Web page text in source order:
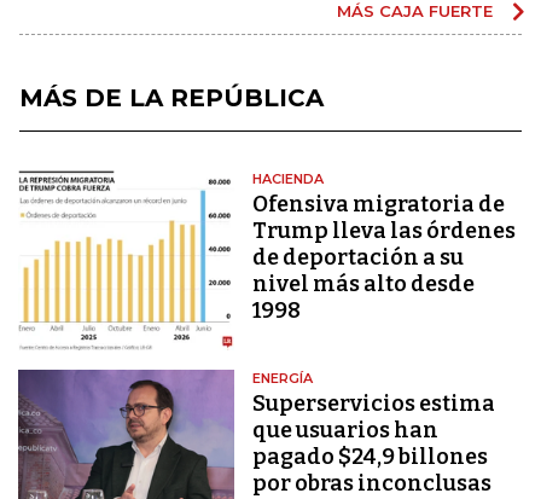
MÁS CAJA FUERTE
MÁS DE LA REPÚBLICA
HACIENDA
Ofensiva migratoria de
Trump lleva las órdenes
de deportación a su
nivel más alto desde
1998
ENERGÍA
Superservicios estima
que usuarios han
pagado $24,9 billones
por obras inconclusas